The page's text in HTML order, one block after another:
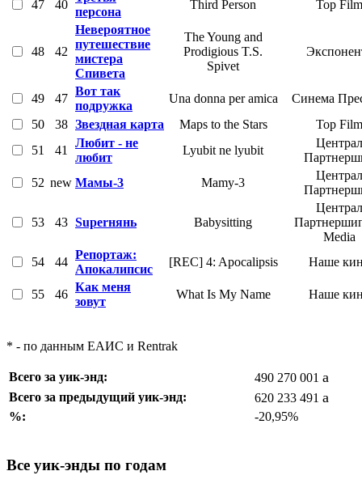
47 40
персона
Third Person Top Film
48 42
Невероятное
путешествие
мистера
Спивета
The Young and
Prodigious T.S.
Spivet
49 47
Вот так
подружка
Una donna per amica
Синема
50
38 Звездная карта Maps to the Stars
Top Film
51
41
Любит - не
любит
Lyubit ne lyubit
Централ
52 new Мамы-3 Mamy-3
Централ
53 43 Superнянь Babysitting
Централ
Media
54
44
Репортаж:
Апокалипсис
[REC] 4: Apocalipsis Наше
55 46
Как меня
зовут
What Is My Name Наше
* - по данным ЕАИС и Rentrak
Всего за уик-энд: 490 270 001 a
Всего за предыдущий уик-энд: 620 233 491 a
%: -20,95%
Все уик-энды по годам